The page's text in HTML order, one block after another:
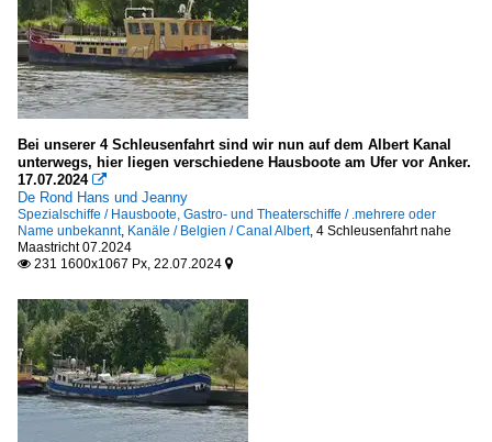
Bei unserer 4 Schleusenfahrt sind wir nun auf dem Albert Kanal
unterwegs, hier liegen verschiedene Hausboote am Ufer vor Anker.
17.07.2024 
De Rond Hans und Jeanny
Spezialschiffe / Hausboote, Gastro- und Theaterschiffe / .mehrere oder
Name unbekannt, Kanäle / Belgien / Canal Albert, 4 Schleusenfahrt nahe
Maastricht 07.2024
 231 1600x1067 Px, 22.07.2024 